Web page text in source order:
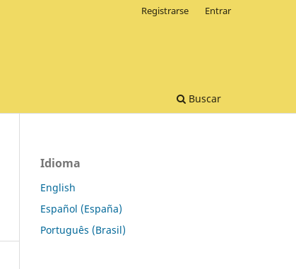
Buscar
Registrarse Entrar
Idioma
English
Español (España)
Português (Brasil)